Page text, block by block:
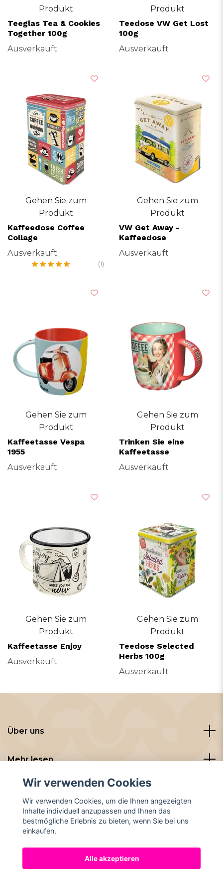
Produkt
Teeglas Tea & Cookies
Together 100g
Ausverkauft
Produkt
Teedose VW Get Lost
100g
Ausverkauft
Gehen Sie zum
Produkt
Kaffeedose Coffee
Collage
Ausverkauft
(1)
Gehen Sie zum
Produkt
VW Get Away -
Kaffeedose
Ausverkauft
Gehen Sie zum
Produkt
Kaffeetasse Vespa
1955
Ausverkauft
Gehen Sie zum
Produkt
Trinken Sie eine
Kaffeetasse
Ausverkauft
Gehen Sie zum
Produkt
Kaffeetasse Enjoy
Ausverkauft
Gehen Sie zum
Produkt
Teedose Selected
Herbs 100g
Ausverkauft
Über uns
Mehr lesen
Sozialen Medien
Wir verwenden Cookies
Wir verwenden Cookies, um die Ihnen angezeigten
Inhalte individuell anzupassen und Ihnen das
bestmögliche Erlebnis zu bieten, wenn Sie bei uns
einkaufen.
Alle akzeptieren